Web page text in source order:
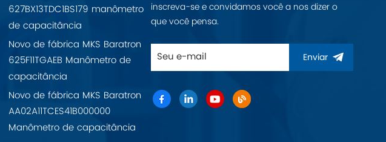
627BX13TDC1BS179 manômetro
de capacitância
Novo de fábrica MKS Baratron
625F11TGAEB Manômetro de
capacitância
Novo de fábrica MKS Baratron
AA02A11TCES41B000000
Manômetro de capacitância
inscreva-se e convidamos você a nos dizer o
que você pensa.
Enviar